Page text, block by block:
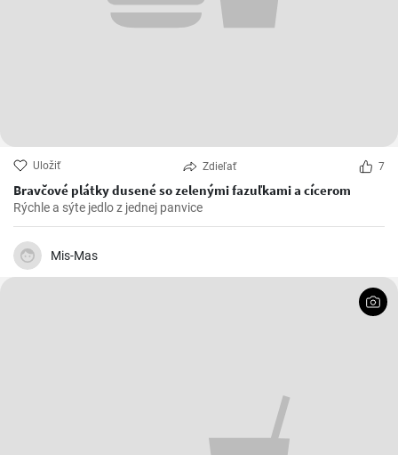
Uložiť Zdieľať 7
Bravčové plátky dusené so zelenými fazuľkami a cícerom
Rýchle a sýte jedlo z jednej panvice
Mis-Mas